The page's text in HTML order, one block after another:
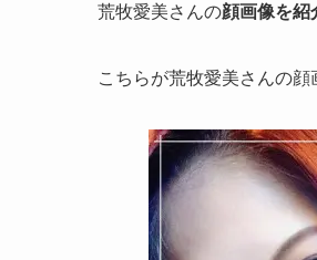
荒牧愛美さんの顔画像を紹
こちらが荒牧愛美さんの顔